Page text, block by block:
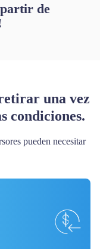
de
una vez
condiciones.
pueden necesitar